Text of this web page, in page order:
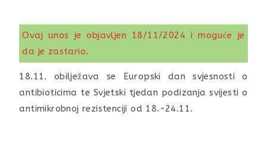
Ovaj unos je objavljen 18/11/2024 i moguće je
da je zastario.
18.11. obilježava se Europski dan svjesnosti o
antibioticima te Svjetski tjedan podizanja svijesti o
antimikrobnoj rezistenciji od 18.-24.11.